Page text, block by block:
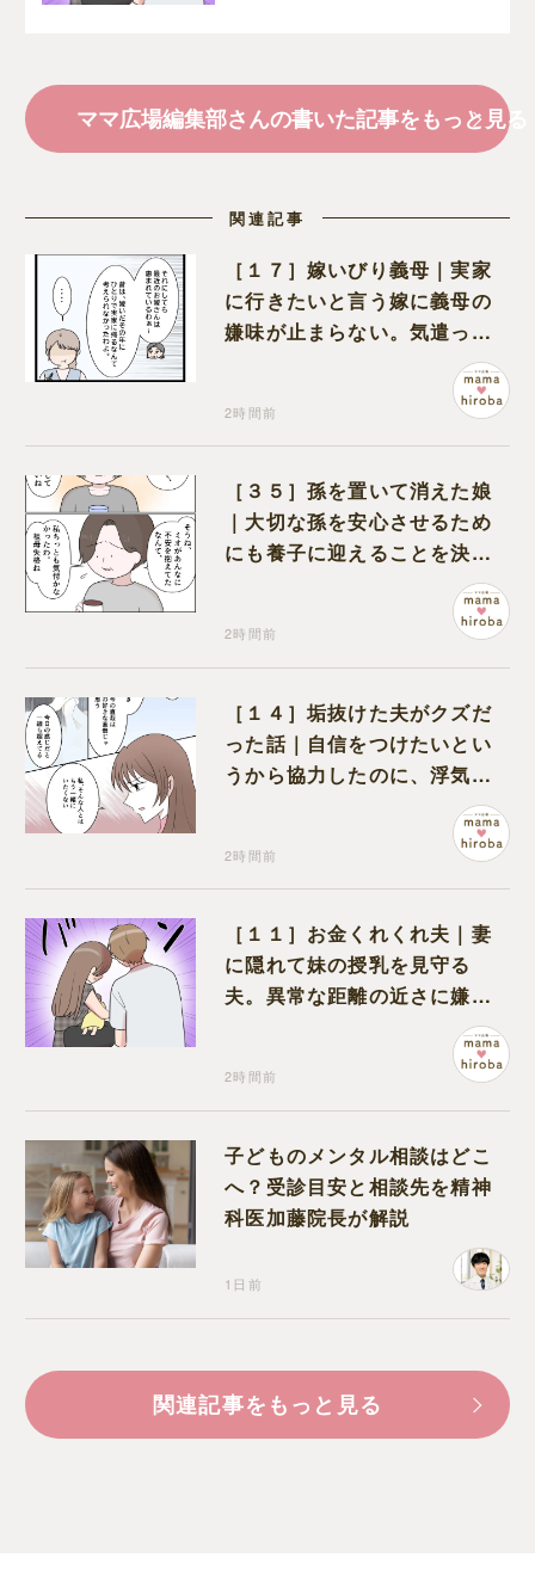
ママ広場編集部さんの書いた記事をもっと見る
関連記事
［１７］嫁いびり義母｜実家
に行きたいと言う嫁に義母の
嫌味が止まらない。気遣って
2時間前
［３５］孫を置いて消えた娘
｜大切な孫を安心させるため
にも養子に迎えることを決心
2時間前
［１４］垢抜けた夫がクズだ
った話｜自信をつけたいとい
うから協力したのに、浮気と
2時間前
［１１］お金くれくれ夫｜妻
に隠れて妹の授乳を見守る
夫。異常な距離の近さに嫌悪
2時間前
子どものメンタル相談はどこ
へ？受診目安と相談先を精神
科医加藤院長が解説
1日前
関連記事をもっと見る